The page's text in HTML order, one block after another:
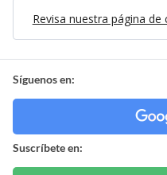
Revisa nuestra página de
Síguenos en:
Suscríbete en: